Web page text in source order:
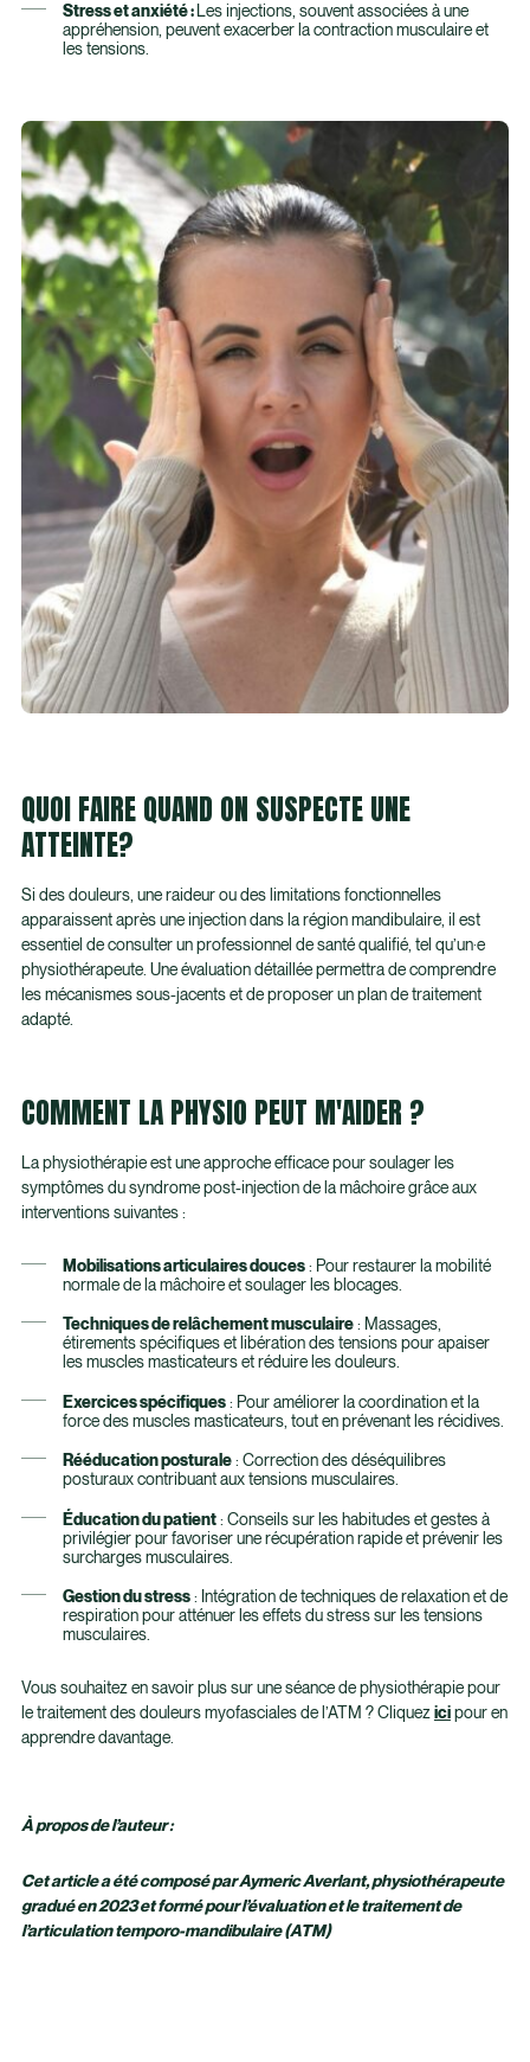
Stress et anxiété : Les injections, souvent associées à une
appréhension, peuvent exacerber la contraction musculaire et
les tensions.
QUOI FAIRE QUAND ON SUSPECTE UNE
ATTEINTE?
Si des douleurs, une raideur ou des limitations fonctionnelles
apparaissent après une injection dans la région mandibulaire, il est
essentiel de consulter un professionnel de santé qualifié, tel qu’un·e
physiothérapeute. Une évaluation détaillée permettra de comprendre
les mécanismes sous-jacents et de proposer un plan de traitement
adapté.
COMMENT LA PHYSIO PEUT M'AIDER ?
La physiothérapie est une approche efficace pour soulager les
symptômes du syndrome post-injection de la mâchoire grâce aux
interventions suivantes :
Mobilisations articulaires douces: Pour restaurer la mobilité
normale de la mâchoire et soulager les blocages.
Techniques de relâchement musculaire: Massages,
étirements spécifiques et libération des tensions pour apaiser
les muscles masticateurs et réduire les douleurs.
Exercices spécifiques: Pour améliorer la coordination et la
force des muscles masticateurs, tout en prévenant les récidives.
Rééducation posturale: Correction des déséquilibres
posturaux contribuant aux tensions musculaires.
Éducation du patient: Conseils sur les habitudes et gestes à
privilégier pour favoriser une récupération rapide et prévenir les
surcharges musculaires.
Gestion du stress: Intégration de techniques de relaxation et de
respiration pour atténuer les effets du stress sur les tensions
musculaires.
Vous souhaitez en savoir plus sur une séance de physiothérapie pour
le traitement des douleurs myofasciales de l’ATM ? Cliquez icipour en
apprendre davantage.
À propos de l’auteur :
Cet article a été composé par Aymeric Averlant, physiothérapeute
gradué en 2023 et formé pour l’évaluation et le traitement de
l’articulation temporo-mandibulaire (ATM)